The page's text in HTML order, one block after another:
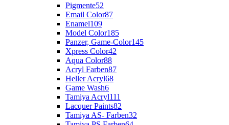
Pigmente52
Email Color87
Enamel109
Model Color185
Panzer, Game-Color145
Xpress Color42
Aqua Color88
Acryl Farben87
Heller Acryl68
Game Wash6
Tamiya Acryl111
Lacquer Paints82
Tamiya AS- Farben32